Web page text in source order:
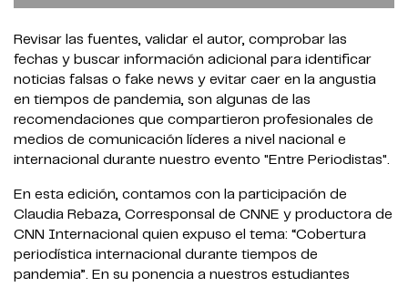
Revisar las fuentes, validar el autor, comprobar las
fechas y buscar información adicional para identificar
noticias falsas o fake news y evitar caer en la angustia
en tiempos de pandemia, son algunas de las
recomendaciones que compartieron profesionales de
medios de comunicación líderes a nivel nacional e
internacional durante nuestro evento "Entre Periodistas".
En esta edición, contamos con la participación de
Claudia Rebaza, Corresponsal de CNNE y productora de
CNN Internacional quien expuso el tema: “Cobertura
periodística internacional durante tiempos de
pandemia”. En su ponencia a nuestros estudiantes